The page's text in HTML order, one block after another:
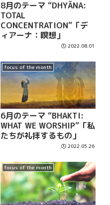
8月のテーマ “DHYĀNA:
TOTAL
CONCENTRATION”「デ
ィアーナ：瞑想」
2022.08.01
focus of the month
6月のテーマ “BHAKTI:
WHAT WE WORSHIP”「私
たちが礼拝するもの」
2022.05.26
focus of the month